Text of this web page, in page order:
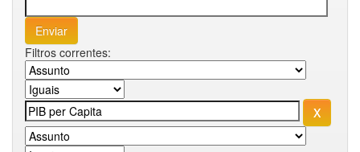
Filtros correntes: